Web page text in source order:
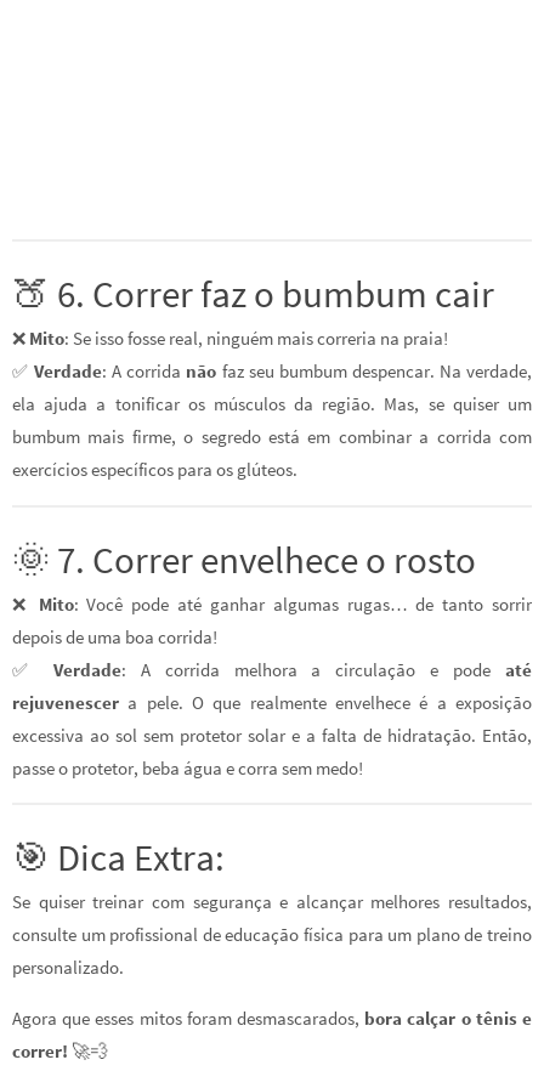
🍑 6. Correr faz o bumbum cair
❌ Mito: Se isso fosse real, ninguém mais correria na praia!
✅Verdade: A corrida não faz seu bumbum despencar. Na verdade,
ela ajuda a tonificar os músculos da região. Mas, se quiser um
bumbum mais firme, o segredo está em combinar a corrida com
exercícios específicos para os glúteos.
🌞 7. Correr envelhece o rosto
❌ Mito: Você pode até ganhar algumas rugas… de tanto sorrir
depois de uma boa corrida!
✅ Verdade: A corrida melhora a circulação e podeaté
rejuvenescer a pele. O que realmente envelhece é a exposição
excessiva ao sol sem protetor solar e a falta de hidratação. Então,
passe o protetor, beba água e corra sem medo!
🎯 Dica Extra:
Se quiser treinar com segurança e alcançar melhores resultados,
consulte um profissional de educação física para um plano de treino
personalizado.
Agora que esses mitos foram desmascarados, bora calçar o tênis e
correr! 🚀💨